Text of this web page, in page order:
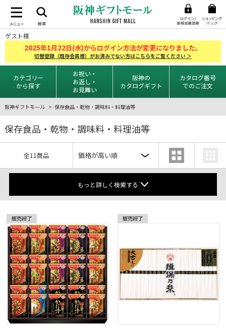
ゲスト様
2025年1月22日(水)からログイン方法が変更になりました。
切替登録（既存会員様）がお済みでない方はこちらをご覧ください ＞
カテゴリー
から探す
お祝い・
お返し・
お見舞い
阪神の
カタログギフト
カタログ番号
でのご注文
阪神ギフトモール 保存食品・乾物・調味料・料理油等
保存食品・乾物・調味料・料理油等
全11商品
もっと詳しく検索する